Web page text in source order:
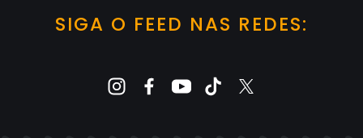
SIGA O FEED NAS REDES: